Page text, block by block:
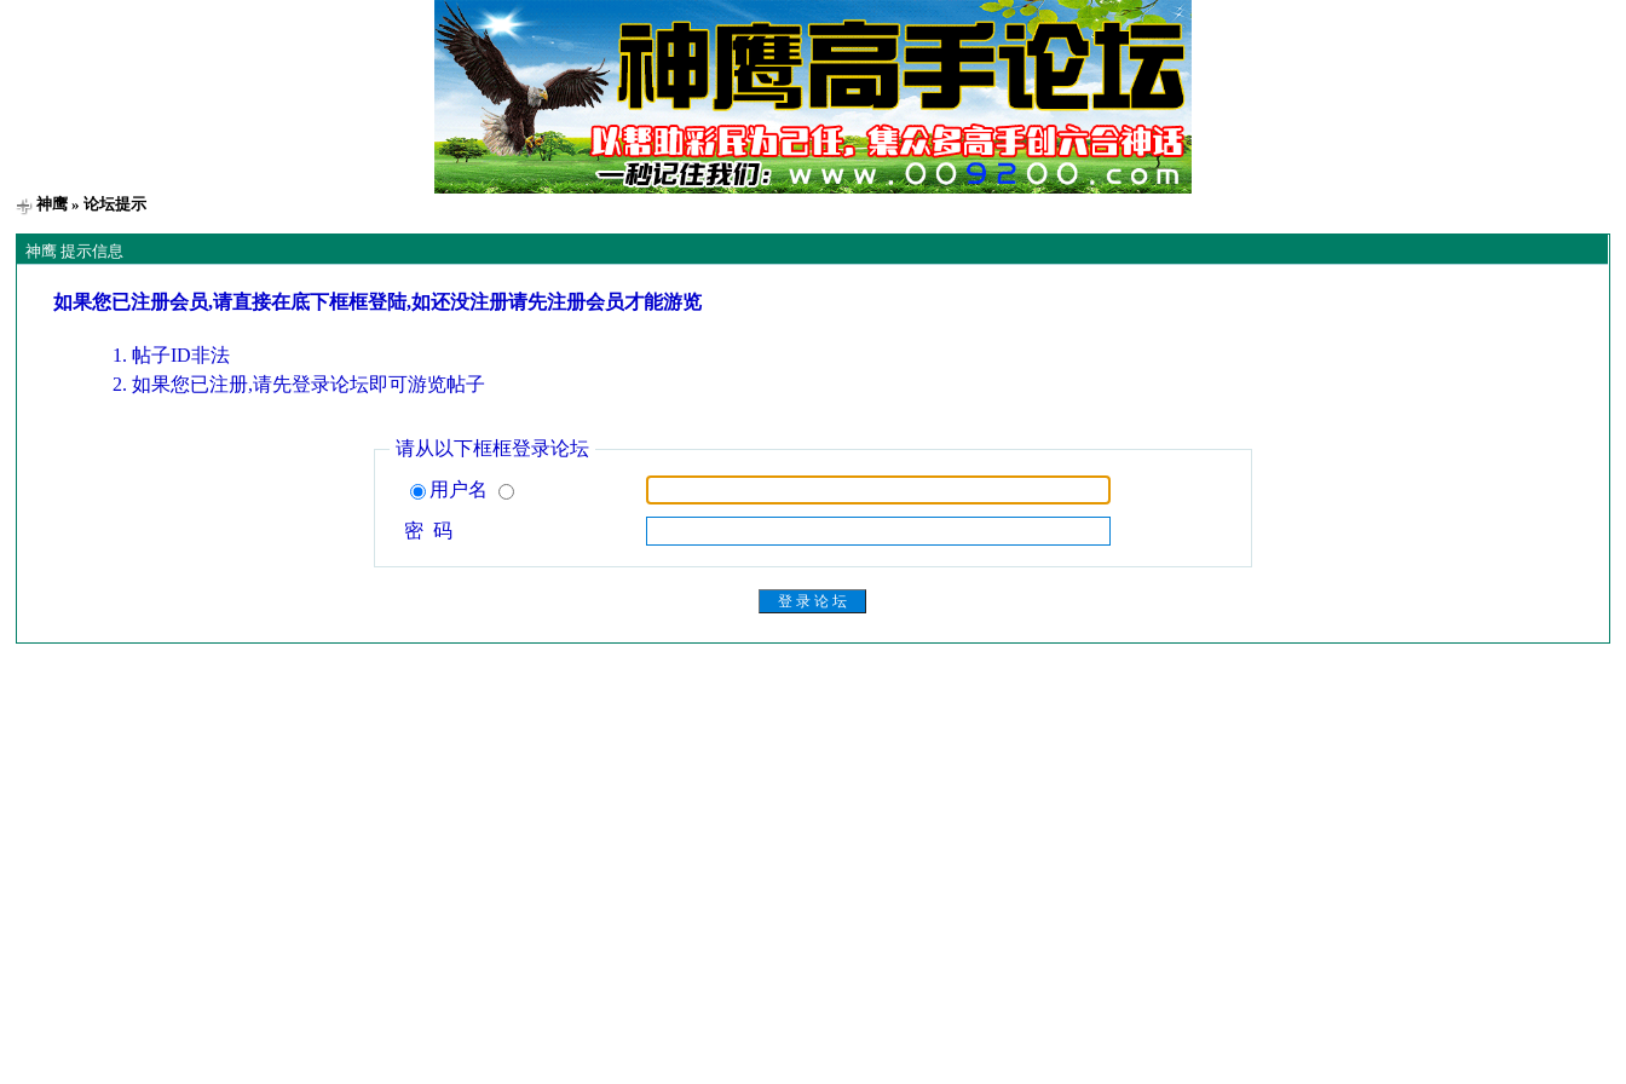
神鹰 » 论坛提示
神鹰 提示信息
如果您已注册会员,请直接在底下框框登陆,如还没注册请先注册会员才能游览
帖子ID非法
如果您已注册,请先登录论坛即可游览帖子
请从以下框框登录论坛
用户名
密 码